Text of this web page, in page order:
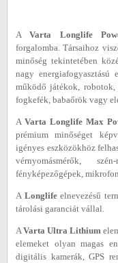
AVarta Longlife
forgalomba. Társaihoz
minőség tekintetében
nagy
működő játékok, robotok,
fogkefék, babaőrök vagy
A Varta Longlife Max
prémium minőséget
igényes eszközökhöz
vérnyomásmérők,
fényképezőgépek,
A Longlifeelnevezésű
tárolási garanciát vállal.
AVarta Ultra Lithium
elemeket olyan magas
digitális kamerák, GPS